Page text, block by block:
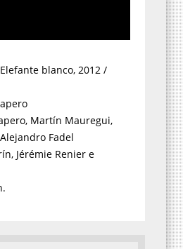
blanco, 2012 /
Martín Mauregui,
Fadel
Jérémie Renier e